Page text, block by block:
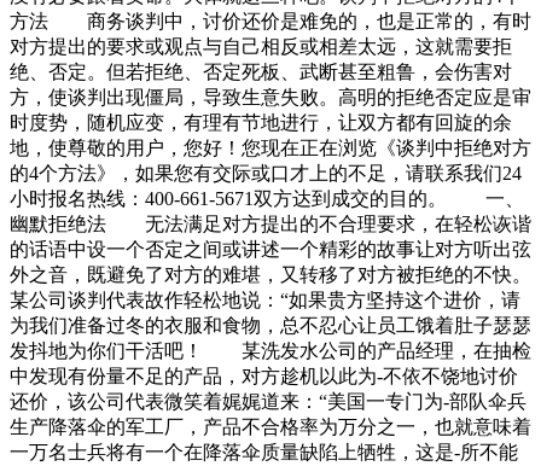
方法 商务谈判中，讨价还价是难免的，也是正常的，有时
对方提出的要求或观点与自己相反或相差太远，这就需要拒
绝、否定。但若拒绝、否定死板、武断甚至粗鲁，会伤害对
方，使谈判出现僵局，导致生意失败。高明的拒绝否定应是审
时度势，随机应变，有理有节地进行，让双方都有回旋的余
地，使尊敬的用户，您好！您现在正在浏览《谈判中拒绝对方
的4个方法》，如果您有交际或口才上的不足，请联系我们24
小时报名热线：400-661-5671双方达到成交的目的。 一、
幽默拒绝法 无法满足对方提出的不合理要求，在轻松诙谐
的话语中设一个否定之间或讲述一个精彩的故事让对方听出弦
外之音，既避免了对方的难堪，又转移了对方被拒绝的不快。
某公司谈判代表故作轻松地说：“如果贵方坚持这个进价，请
为我们准备过冬的衣服和食物，总不忍心让员工饿着肚子瑟瑟
发抖地为你们干活吧！ 某洗发水公司的产品经理，在抽检
中发现有份量不足的产品，对方趁机以此为-不依不饶地讨价
还价，该公司代表微笑着娓娓道来：“美国一专门为-部队伞兵
生产降落伞的军工厂，产品不合格率为万分之一，也就意味着
一万名士兵将有一个在降落伞质量缺陷上牺牲，这是-所不能